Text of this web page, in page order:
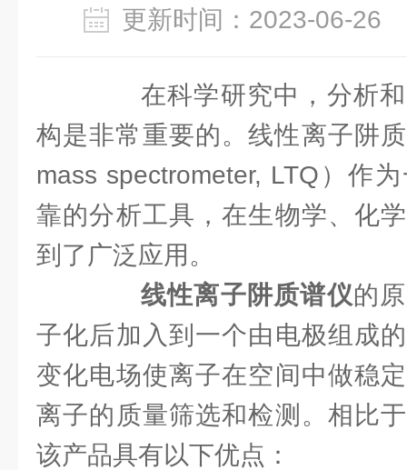
更新时间：2023-06-
在科学研究中，分析和
构是非常重要的。线性离子阱
mass spectrometer, LTQ）作
靠的分析工具，在生物学、化
到了广泛应用。
线性离子阱质谱仪的
子化后加入到一个由电极组成
变化电场使离子在空间中做稳
离子的质量筛选和检测。相比
该产品具有以下优点：